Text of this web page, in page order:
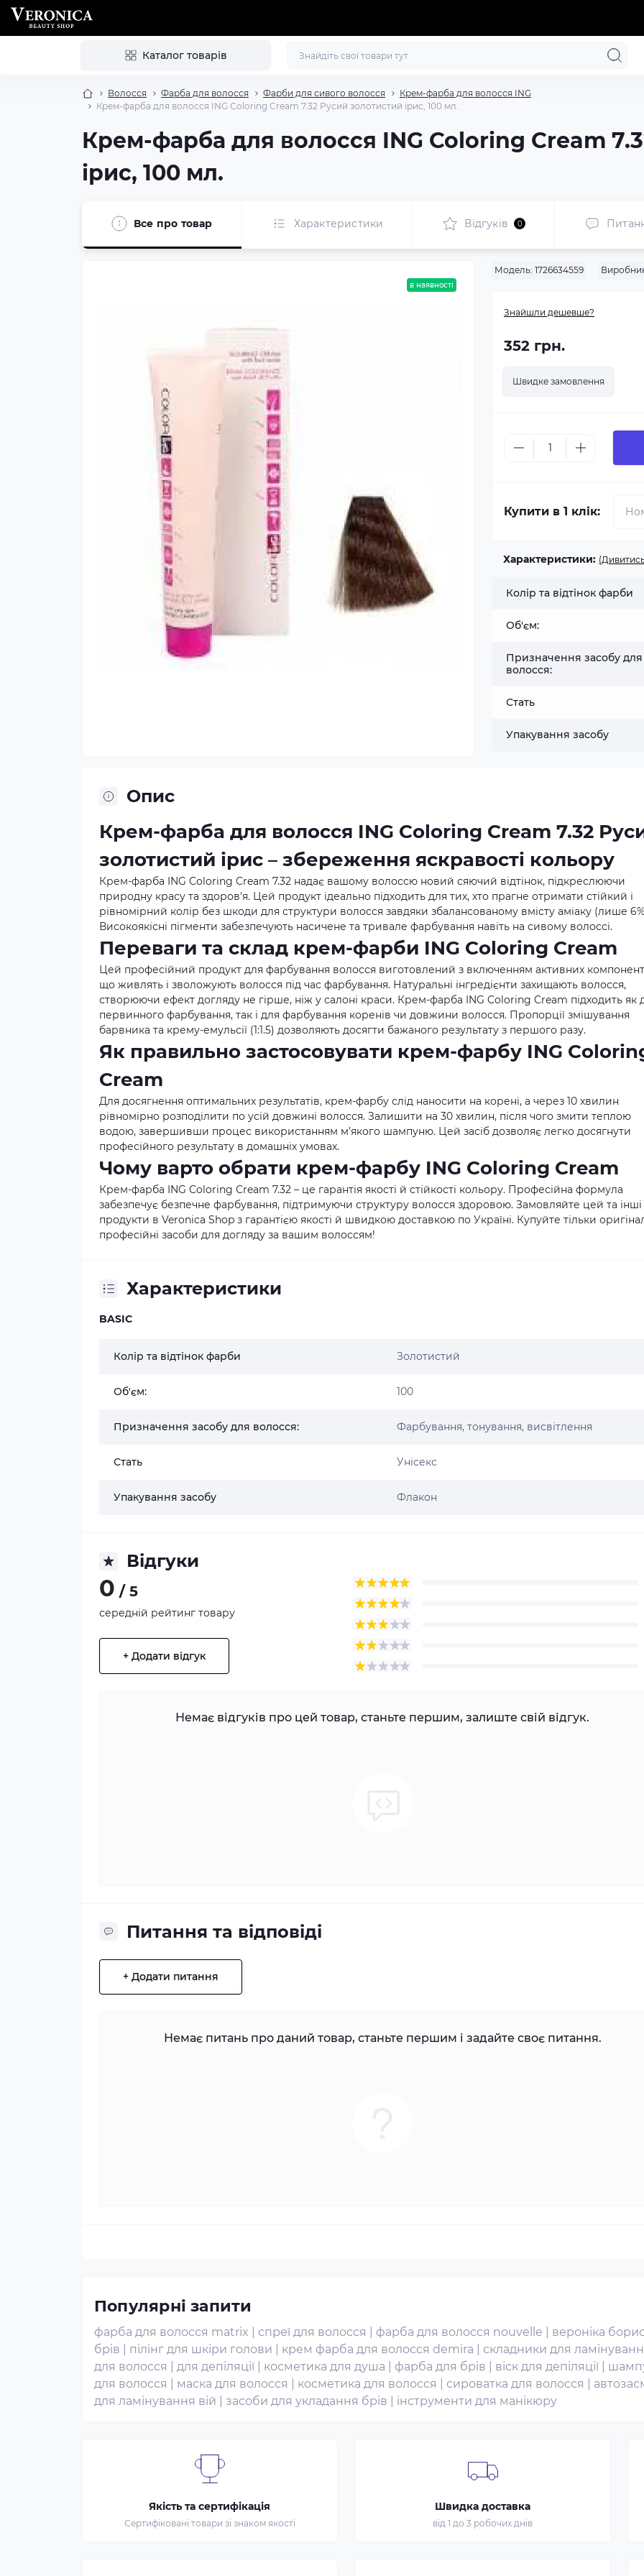
Каталог товарів
Волосся Фарба для волосся Фарби для сивого волосся
Крем-фарба для волосся ING
Крем-фарба для волосся ING Coloring Cream 7.32 Русий золотистий ірис, 100 мл.
Крем-фарба для волосся ING Coloring Cream
ірис, 100 мл.
Все про товар Характеристики Відгуків 0
в наявності
Модель: 1726634559
Знайшли дешевше?
352 грн.
Швидке замовлення
Купити в 1 клік:
Характеристики:
Колір та відтінок фарби
Об'єм:
Призначення засобу для
волосся:
Стать
Упакування засобу
Опис
Крем-фарба для волосся ING Coloring Cream 7.32
золотистий ірис – збереження яскравості кольору
Крем-фарба ING Coloring Cream 7.32 надає вашому волоссю новий сяючий відтінок, підкреслюючи
природну красу та здоров'я. Цей продукт ідеально підходить для тих, хто прагне отримати стійкий і
рівномірний колір без шкоди для структури волосся завдяки збалансованому вмісту аміаку (лише
Високоякісні пігменти забезпечують насичене та тривале фарбування навіть на сивому волоссі.
Переваги та склад крем-фарби ING Coloring Cream
Цей професійний продукт для фарбування волосся виготовлений з включенням активних
що живлять і зволожують волосся під час фарбування. Натуральні інгредієнти захищають волосся,
створюючи ефект догляду не гірше, ніж у салоні краси. Крем-фарба ING Coloring Cream підходить як
первинного фарбування, так і для фарбування коренів чи довжини волосся. Пропорції змішування
барвника та крему-емульсії (1:1.5) дозволяють досягти бажаного результату з першого разу.
Як правильно застосовувати крем-фарбу ING
Cream
Для досягнення оптимальних результатів, крем-фарбу слід наносити на корені, а через 10 хвилин
рівномірно розподілити по усій довжині волосся. Залишити на 30 хвилин, після чого змити теплою
водою, завершивши процес використанням м’якого шампуню. Цей засіб дозволяє легко досягнути
професійного результату в домашніх умовах.
Чому варто обрати крем-фарбу ING Coloring Cream
Крем-фарба ING Coloring Cream 7.32 – це гарантія якості й стійкості кольору. Професійна формула
забезпечує безпечне фарбування, підтримуючи структуру волосся здоровою. Замовляйте цей та інші
продукти в Veronica Shop з гарантією якості й швидкою доставкою по Україні. Купуйте тільки
професійні засоби для догляду за вашим волоссям!
Характеристики
BASIC
Колір та відтінок фарби Золотистий
Об'єм: 100
Призначення засобу для волосся: Фарбування, тонування, висвітлення
Стать Унісекс
Упакування засобу Флакон
Відгуки
0 / 5
середній рейтинг товару
+ Додати відгук
Немає відгуків про цей товар, станьте першим, залиште свій відгук.
Питання та відповіді
+ Додати питання
Немає питань про даний товар, станьте першим і задайте своє питання.
Популярні запити
фарба для волосся matrix спреї для волосся фарба для волосся nouvelle
вероніка
брів
пілінг для шкіри голови крем фарба для волосся demira
складники для
для волосся
для депіляції косметика для душа фарба для брів віск для депіляції
для волосся
маска для волосся косметика для волосся сироватка для волосся
для ламінування вій
засоби для укладання брів інструменти для манікюру
Якість та сертифікація
Сертифіковані товари зі знаком якості
Швидка доставка
від 1 до 3 робочих днів